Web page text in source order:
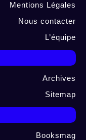
Mentions Légales
Nous contacter
L’équipe
Archives
Sitemap
Booksmag